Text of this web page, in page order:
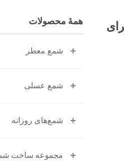
همهٔ محصولات
شمع معطر
شمع عسلی
شمع‌های روزانه
مجموعه ساخت